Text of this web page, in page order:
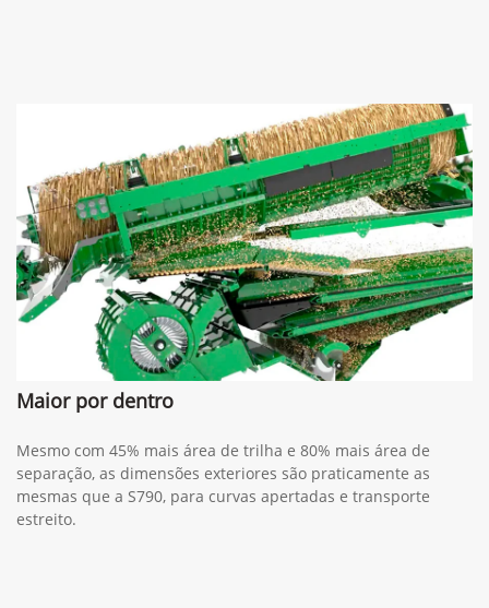
Maior por dentro
Mesmo com 45% mais área de trilha e 80% mais área de
separação, as dimensões exteriores são praticamente as
mesmas que a S790, para curvas apertadas e transporte
estreito.